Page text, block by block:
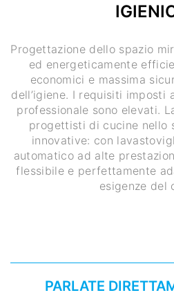
Progettazione dello spazio
ed energeticamente
economici e massima
dell’igiene. I requisiti imposti
professionale sono elevati.
progettisti di cucine nello
innovative: con
automatico ad alte
flessibile e perfettamente
esigenze del
PARLATE